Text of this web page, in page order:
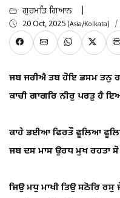
ਗੁਰਮਤਿ ਗਿਆਨ
20 Oct, 2025 (Asia/Kolkata) /
ਜਬ ਜਰੀਐ ਤਬ ਹੋਇ ਭਸਮ ਤਨੁ
ਕਾਚੀ ਗਾਗਰਿ ਨੀਰੁ ਪਰਤੁ ਹੈ
ਕਾਹੇ ਭਈਆ ਫਿਰਤੌ ਫੂਲਿਆ
ਜਬ ਦਸ ਮਾਸ ਉਰਧ ਮੁਖ ਰਹਤਾ
ਜਿਉ ਮਧੁ ਮਾਖੀ ਤਿਉ ਸਠੋਰਿ